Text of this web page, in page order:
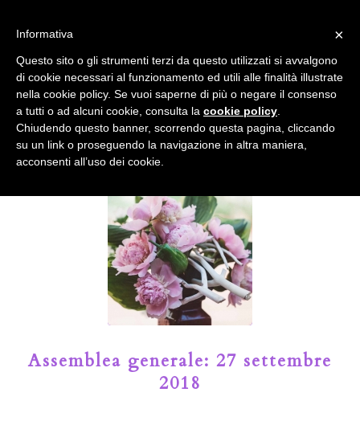
Il Blog del Garden Club di Bologna
Assemblea generale: 27 settembre
2018
accetta l'uso dei cookies previsto nella pagina dedicata.
Fai clic per abilitare/disabilitare il tracciamento di
Google Analytics.
OK Privacy e cookie policy
×
Informativa
Questo sito o gli strumenti terzi da questo utilizzati si avvalgono
di cookie necessari al funzionamento ed utili alle finalità illustrate
nella cookie policy. Se vuoi saperne di più o negare il consenso
a tutti o ad alcuni cookie, consulta la cookie policy
Chiudendo questo banner, scorrendo questa pagina, cliccando
su un link o proseguendo la navigazione in altra maniera,
acconsenti all’uso dei cookie.